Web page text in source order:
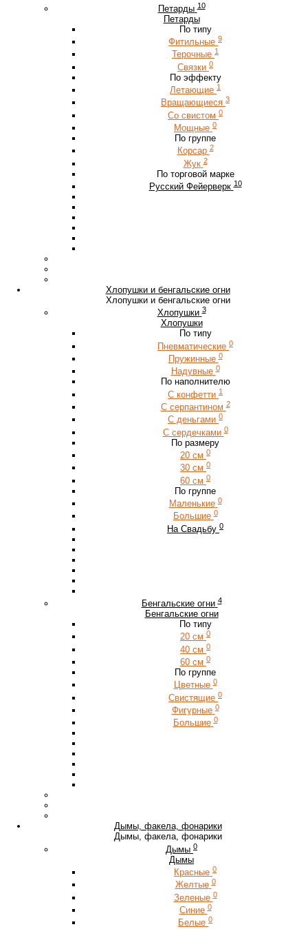
Петарды 10
Петарды
По типу
Фитильные 9
Терочные 1
Связки 0
По эффекту
Летающие 1
Вращающиеся 3
Со свистом 0
Мощные 0
По группе
Корсар 2
Жук 2
По торговой марке
Русский Фейерверк 10
Хлопушки и бенгальские огни
Хлопушки и бенгальские огни
Хлопушки 3
Хлопушки
По типу
Пневматические 0
Пружинные 0
Надувные 0
По наполнителю
С конфетти 1
С серпантином 2
С деньгами 0
С сердечками 0
По размеру
20 см 0
30 см 0
60 см 0
По группе
Маленькие 0
Большие 0
На Свадьбу 0
Бенгальские огни 4
Бенгальские огни
По типу
20 см 0
40 см 0
60 см 0
По группе
Цветные 0
Свистящие 0
Фигурные 0
Большие 0
Дымы, факела, фонарики
Дымы, факела, фонарики
Дымы 0
Дымы
Красные 0
Желтые 0
Зеленые 0
Синие 0
Белые 0